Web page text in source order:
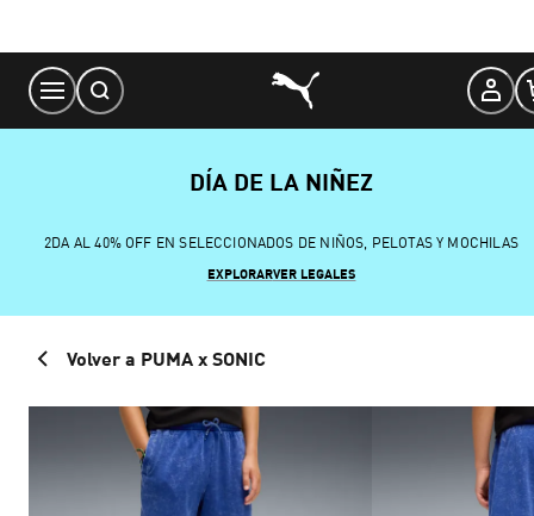
Content
DÍA DE LA NIÑEZ
2DA AL 40% OFF EN SELECCIONADOS DE NIÑOS, PELOTAS Y MOCHILAS
EXPLORARVER LEGALES
Volver a PUMA x SONIC